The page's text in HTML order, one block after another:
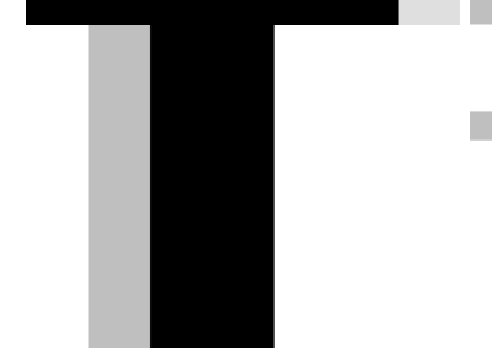
είσοδο του κινεζικού κολοσσού στη